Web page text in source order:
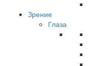
Зрение
Глаза